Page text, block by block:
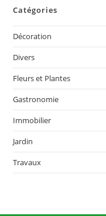
Catégories
Décoration
Divers
Fleurs et Plantes
Gastronomie
Immobilier
Jardin
Travaux